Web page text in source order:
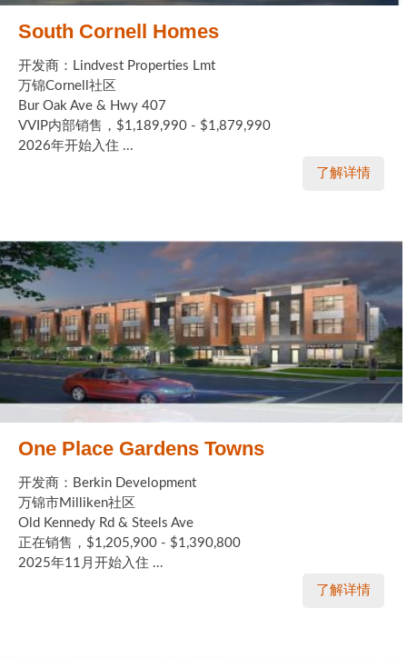
South Cornell Homes
开发商：Lindvest Properties Lmt
万锦Cornell社区
Bur Oak Ave & Hwy 407
VVIP内部销售，$1,189,990 - $1,879,990
2026年开始入住 ...
了解详情
One Place Gardens Towns
开发商：Berkin Development
万锦市Milliken社区
Old Kennedy Rd & Steels Ave
正在销售，$1,205,900 - $1,390,800
2025年11月开始入住 ...
了解详情